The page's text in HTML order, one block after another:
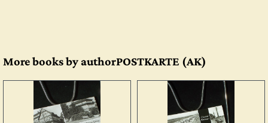
More books by authorPOSTKARTE (AK)